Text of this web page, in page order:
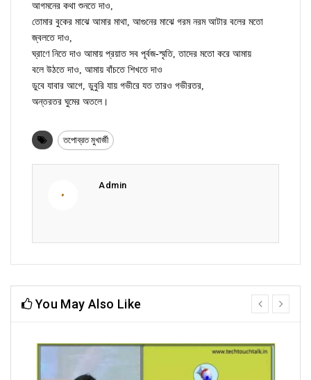
আগমনের কথা শুনতে দাও,
তোমার বুকের মাঝে আমার মাথা, আগুনের মাঝে গরম নরম আটার বলের মতো
জ্বলতে দাও,
ঘ্রাণে নিতে দাও আমায় প্রয়াত সব পূর্বজ-স্মৃতি, তাদের মতো করে আমায়
বলে উঠতে দাও, আমায় বাঁচতে শিখতে দাও
ডুবে যাবার আগে, ডুবুরি যায় গভীরে যত তারও গভীরতর,
অন্তরতর ঘুমের অতলে।
তপোব্রত মুখার্জী
Admin
You May Also Like
prev